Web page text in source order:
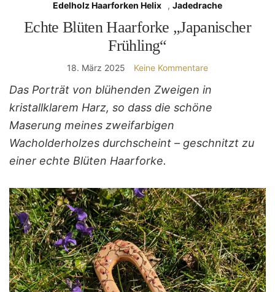
Edelholz Haarforken Helix , Jadedrache
Echte Blüten Haarforke „Japanischer
Frühling“
18. März 2025 Keine Kommentare
Das Porträt von blühenden Zweigen in
kristallklarem Harz, so dass die schöne
Maserung meines zweifarbigen
Wacholderholzes durchscheint – geschnitzt zu
einer echte Blüten Haarforke.